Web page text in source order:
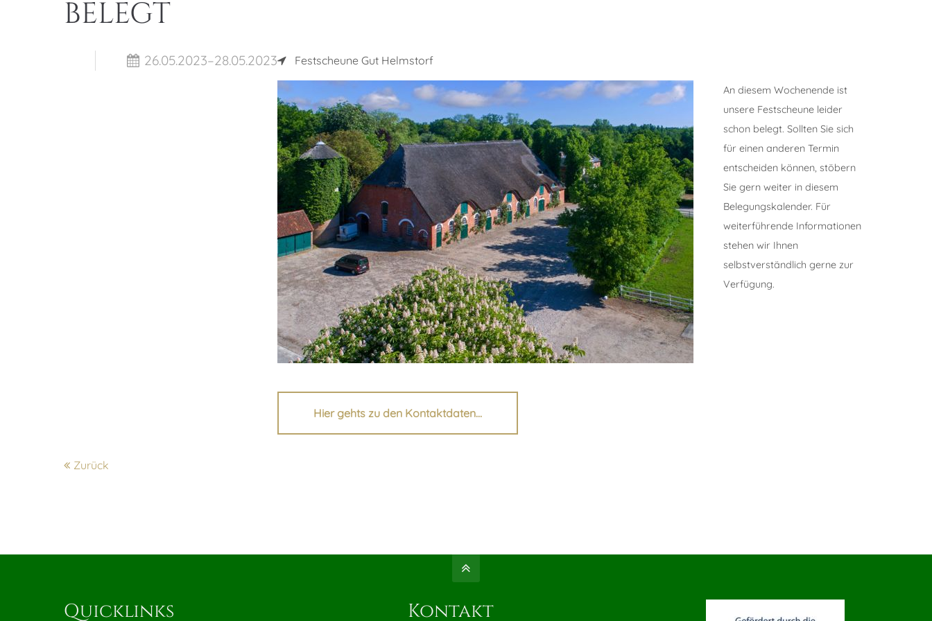
BELEGT
26.05.2023–28.05.2023 Festscheune Gut Helmstorf
An diesem Wochenende ist
unsere Festscheune leider
schon belegt. Sollten Sie sich
für einen anderen Termin
entscheiden können, stöbern
Sie gern weiter in diesem
Belegungskalender. Für
weiterführende Informationen
stehen wir Ihnen
selbstverständlich gerne zur
Verfügung.
Hier gehts zu den Kontaktdaten...
Zurück
Quicklinks Kontakt